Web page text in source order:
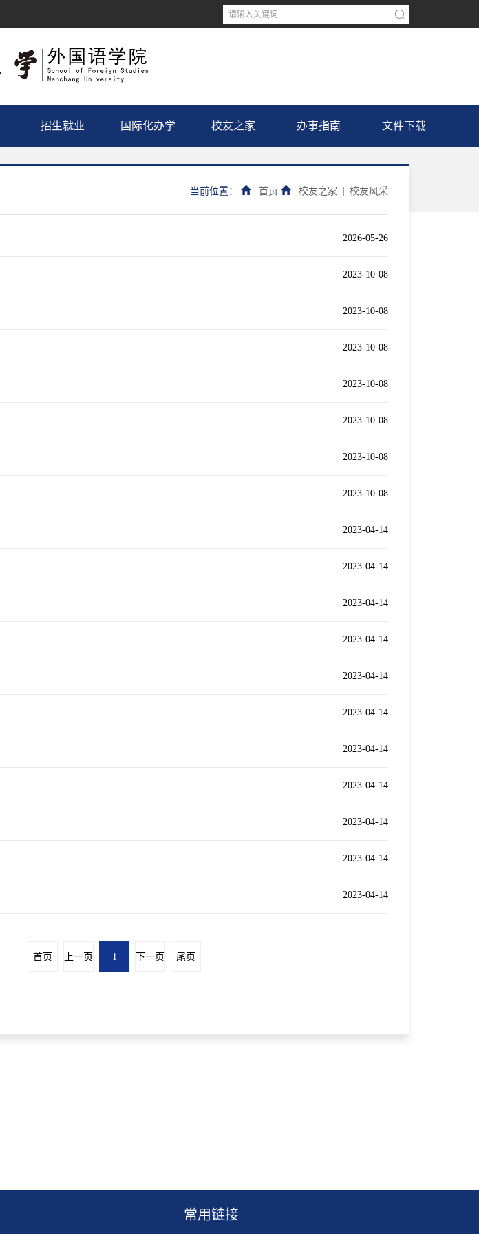
招生就业 国际化办学 校友之家 办事指南 文件下载
当前位置： 首页 校友之家 校友风采
2026-05-26
2023-10-08
2023-10-08
2023-10-08
2023-10-08
2023-10-08
2023-10-08
2023-10-08
2023-04-14
2023-04-14
2023-04-14
2023-04-14
2023-04-14
2023-04-14
2023-04-14
2023-04-14
2023-04-14
2023-04-14
2023-04-14
首页 上一页 1 下一页 尾页
常用链接